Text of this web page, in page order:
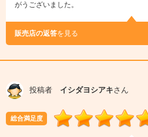
がうございました。
販売店の返答を見る
投稿者 イシダヨシアキさん
総合満足度